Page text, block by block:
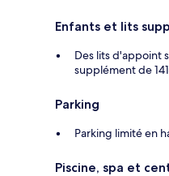
Enfants et lits
Des lits d'appoint
supplément de
Parking
Parking limité en
Piscine, spa et